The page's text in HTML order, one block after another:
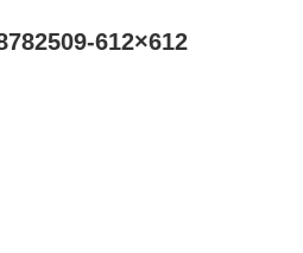
612×612